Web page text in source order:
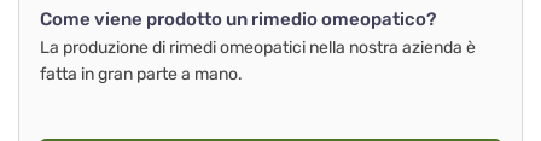
Come viene prodotto un rimedio omeopatico?
La produzione di rimedi omeopatici nella nostra azienda è
fatta in gran parte a mano.